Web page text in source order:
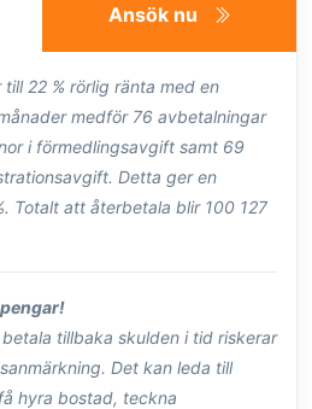
Ansök nu
22 % rörlig ränta med en
medför 76 avbetalningar
i förmedlingsavgift samt 69
Detta ger en
Totalt att återbetala blir 100 127
tillbaka skulden i tid riskerar
Det kan leda till
bostad, teckna